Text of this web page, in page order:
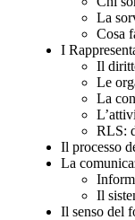
La
Cosa
I
Il
Le
La
RLS:
Il processo
La
Il
Il senso del